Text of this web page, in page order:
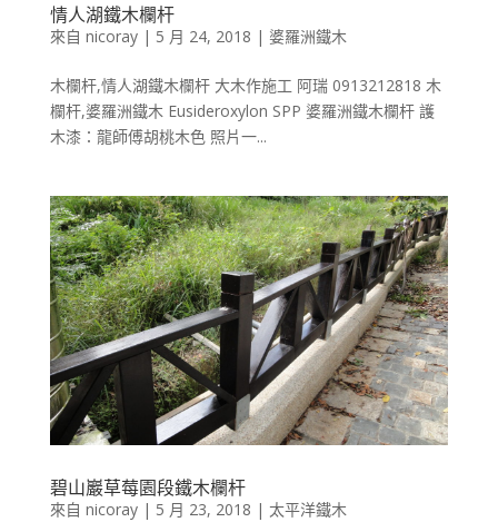
情人湖鐵木欄杆
來自 nicoray| 5 月 24, 2018 | 婆羅洲鐵木
木欄杆,情人湖鐵木欄杆 大木作施工 阿瑞 0913212818 木
欄杆,婆羅洲鐵木 Eusideroxylon SPP 婆羅洲鐵木欄杆 護
木漆：龍師傅胡桃木色 照片一...
碧山巖草莓園段鐵木欄杆
來自 nicoray| 5 月 23, 2018 | 太平洋鐵木